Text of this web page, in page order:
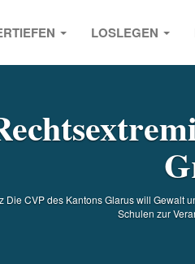
LOSLEGEN
Die CVP des Kantons Glarus will Gewalt
Schulen zur